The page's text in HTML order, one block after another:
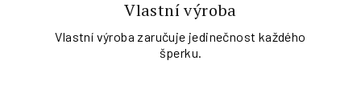
Vlastní výroba
Vlastní výroba zaručuje jedinečnost každého
šperku.